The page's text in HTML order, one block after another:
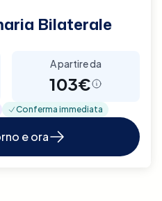
Bilaterale
A partire da
103€
Conferma immediata
e ora